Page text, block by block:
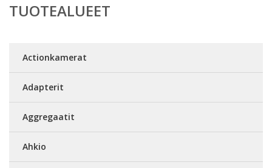
TUOTEALUEET
Actionkamerat
Adapterit
Aggregaatit
Ahkio